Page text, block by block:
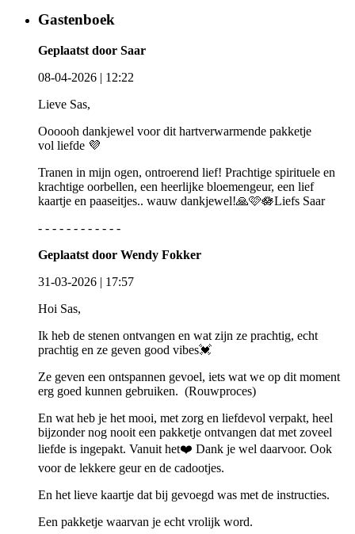
Gastenboek
Geplaatst door Saar
08-04-2026 | 12:22
Lieve Sas,
Oooooh dankjewel voor dit hartverwarmende pakketje
vol liefde 💜
Tranen in mijn ogen, ontroerend lief! Prachtige spirituele en
krachtige oorbellen, een heerlijke bloemengeur, een lief
kaartje en paaseitjes.. wauw dankjewel!🙏🩷🪷Liefs Saar
- - - - - - - - - - - -
Geplaatst door Wendy Fokker
31-03-2026 | 17:57
Hoi Sas,
Ik heb de stenen ontvangen en wat zijn ze prachtig, echt
prachtig en ze geven good vibes💓
Ze geven een ontspannen gevoel, iets wat we op dit moment
erg goed kunnen gebruiken. (Rouwproces)
En wat heb je het mooi, met zorg en liefdevol verpakt, heel
bijzonder nog nooit een pakketje ontvangen dat met zoveel
liefde is ingepakt. Vanuit het❤️ Dank je wel daarvoor. Ook
voor de lekkere geur en de cadootjes.
En het lieve kaartje dat bij gevoegd was met de instructies.
Een pakketje waarvan je echt vrolijk word.